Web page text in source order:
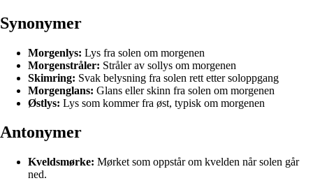
Synonymer
Morgenlys: Lys fra solen om morgenen
Morgenstråler: Stråler av sollys om morgenen
Skimring: Svak belysning fra solen rett etter soloppgang
Morgenglans: Glans eller skinn fra solen om morgenen
Østlys: Lys som kommer fra øst, typisk om morgenen
Antonymer
Kveldsmørke: Mørket som oppstår om kvelden når solen går
ned.